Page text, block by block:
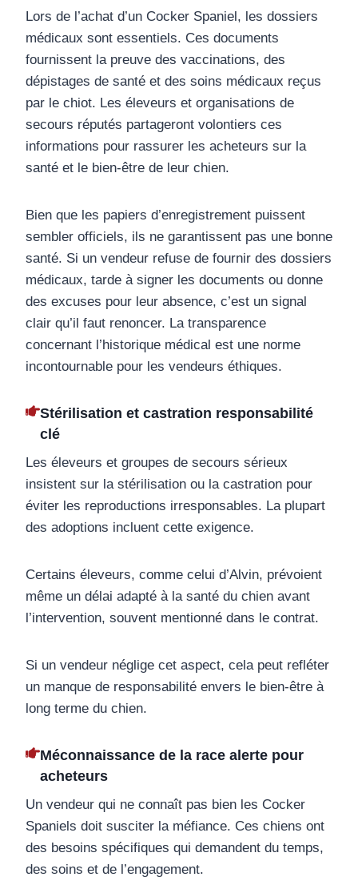
Lors de l’achat d’un Cocker Spaniel, les dossiers
médicaux sont essentiels. Ces documents
fournissent la preuve des vaccinations, des
dépistages de santé et des soins médicaux reçus
par le chiot. Les éleveurs et organisations de
secours réputés partageront volontiers ces
informations pour rassurer les acheteurs sur la
santé et le bien-être de leur chien.
Bien que les papiers d’enregistrement puissent
sembler officiels, ils ne garantissent pas une bonne
santé. Si un vendeur refuse de fournir des dossiers
médicaux, tarde à signer les documents ou donne
des excuses pour leur absence, c’est un signal
clair qu’il faut renoncer. La transparence
concernant l’historique médical est une norme
incontournable pour les vendeurs éthiques.
Stérilisation et castration responsabilité
clé
Les éleveurs et groupes de secours sérieux
insistent sur la stérilisation ou la castration pour
éviter les reproductions irresponsables. La plupart
des adoptions incluent cette exigence.
Certains éleveurs, comme celui d’Alvin, prévoient
même un délai adapté à la santé du chien avant
l’intervention, souvent mentionné dans le contrat.
Si un vendeur néglige cet aspect, cela peut refléter
un manque de responsabilité envers le bien-être à
long terme du chien.
Méconnaissance de la race alerte pour
acheteurs
Un vendeur qui ne connaît pas bien les Cocker
Spaniels doit susciter la méfiance. Ces chiens ont
des besoins spécifiques qui demandent du temps,
des soins et de l’engagement.